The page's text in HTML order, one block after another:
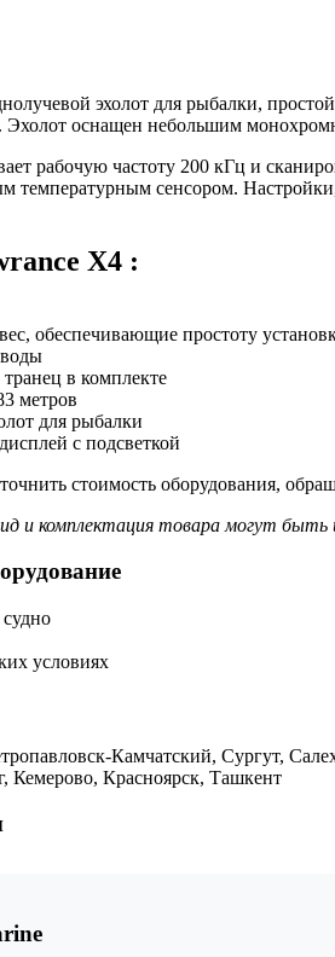
эхолот для рыбалки,
Эхолот оснащен небольшим
рабочую частоту 200 кГц и
температурным сенсором.
X4 :
обеспечивающие простоту
в комплекте
метров
для рыбалки
с подсветкой
стоимость оборудования,
и комплектация товара могут быть
условиях
Камчатский, Сургут,
Кемерово, Красноярск, Ташкент